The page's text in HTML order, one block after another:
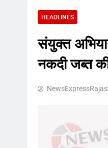
HEADLINES
संयुक्त
नकदी जब्त